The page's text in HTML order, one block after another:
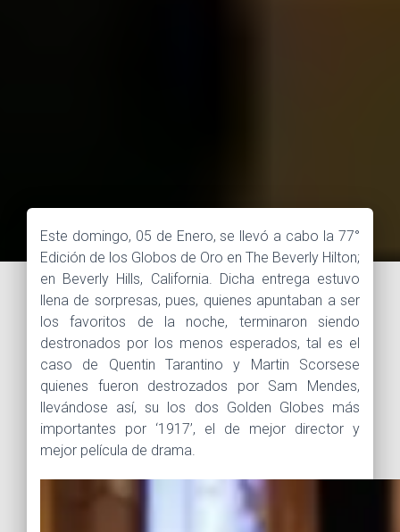
Este domingo, 05 de Enero, se llevó a cabo la 77°
Edición de los Globos de Oro en The Beverly Hilton;
en Beverly Hills, California. Dicha entrega estuvo
llena de sorpresas, pues, quienes apuntaban a ser
los favoritos de la noche, terminaron siendo
destronados por los menos esperados, tal es el
caso de Quentin Tarantino y Martin Scorsese
quienes fueron destrozados por Sam Mendes,
llevándose así, su los dos Golden Globes más
importantes por ‘1917’, el de mejor director y
mejor película de drama.